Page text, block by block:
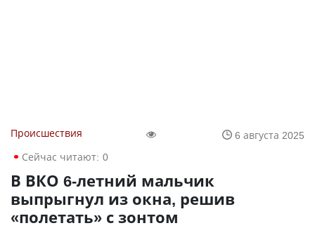
Происшествия
6 августа 2025
Сейчас читают: 0
В ВКО 6-летний мальчик
выпрыгнул из окна, решив
«полетать» с зонтом